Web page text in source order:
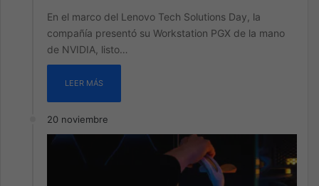
En el marco del Lenovo Tech Solutions Day, la
compañía presentó su Workstation PGX de la mano
de NVIDIA, listo…
LEER MÁS
20 noviembre